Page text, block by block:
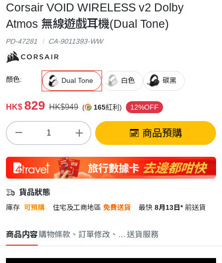
Corsair VOID WIRELESS v2 Dolby
Atmos 無線遊戲耳機(Dual Tone)
PD-47281 CA-9011393-WW
顏色: Dual Tone 白色 碳黑
HK$ 829 HK$949 ( 165紅利) 12%OFF
商品預購
貨品狀態
庫存 可預購 住宅及工商地區 免費送貨 最快 8月13日* 前送貨
商品内容購物條款、訂單修改、取消與退款政策
送貨服務